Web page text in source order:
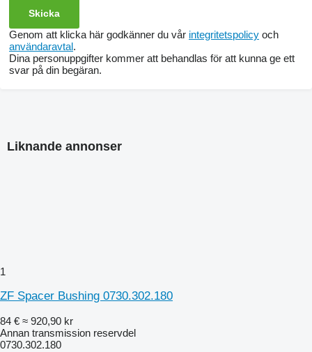
Genom att klicka här godkänner du vår integritetspolicy och
användaravtal.
Dina personuppgifter kommer att behandlas för att kunna ge ett
svar på din begäran.
Liknande annonser
1
ZF Spacer Bushing 0730.302.180
84 € ≈ 920,90 kr
Annan transmission reservdel
0730.302.180